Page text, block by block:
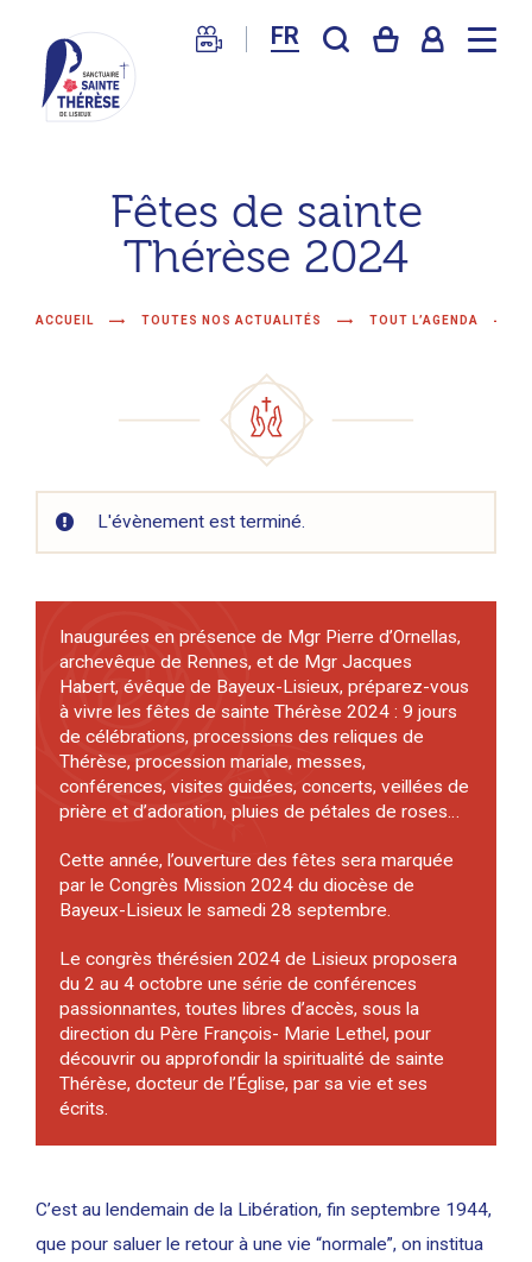
FR
Sainte
Fêtes de sainte
Thérèse 2024
ACCUEIL TOUTES NOS ACTUALITÉS TOUT L’AGENDA
L'évènement est terminé.
Inaugurées en présence de Mgr Pierre d’Ornellas,
archevêque de Rennes, et de Mgr Jacques
Habert, évêque de Bayeux-Lisieux, préparez-vous
à vivre les fêtes de sainte Thérèse 2024 : 9 jours
de célébrations, processions des reliques de
Thérèse, procession mariale, messes,
conférences, visites guidées, concerts, veillées de
prière et d’adoration, pluies de pétales de roses…
Cette année, l’ouverture des fêtes sera marquée
par le Congrès Mission 2024 du diocèse de
Bayeux-Lisieux le samedi 28 septembre.
Le congrès thérésien 2024 de Lisieux proposera
du 2 au 4 octobre une série de conférences
passionnantes, toutes libres d’accès, sous la
direction du Père François- Marie Lethel, pour
découvrir ou approfondir la spiritualité de sainte
Thérèse, docteur de l’Église, par sa vie et ses
écrits.
C’est au lendemain de la Libération, fin septembre 1944,
que pour saluer le retour à une vie “normale”, on institua